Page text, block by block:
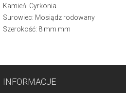
Kamień: Cyrkonia
Surowiec: Mosiądz rodowany
Szerokość: 8 mm mm
INFORMACJE